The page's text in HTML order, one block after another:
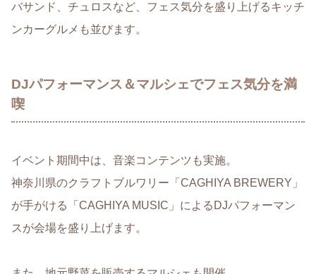
バサンド、チュロスなど、フェス気分を盛り上げるキッチ
ンカーグルメも並びます。
DJパフォーマンス＆マルシェでフェス気分を満
喫
イベント期間中は、音楽コンテンツも実施。
神奈川県のクラフトブルワリー「CAGHIYA BREWERY」
が手がける「CAGHIYA MUSIC」によるDJパフォーマン
スが会場を盛り上げます。